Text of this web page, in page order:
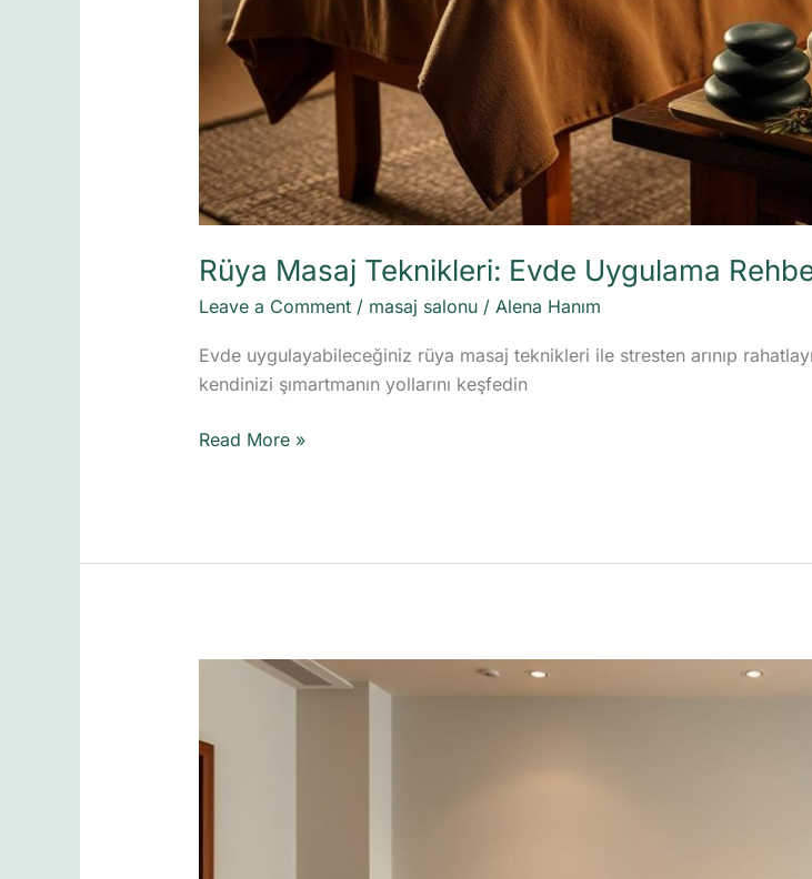
Rüya Masaj Teknikleri: Evde Uygulama
Leave a Comment / masaj salonu/ Alena Hanım
Evde uygulayabileceğiniz rüya masaj teknikleri ile stresten arınıp
kendinizi şımartmanın yollarını keşfedin
Read More »
ve